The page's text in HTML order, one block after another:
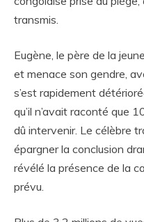
transmis.
Eugène, le père de la
et menace son gendre,
s’est rapidement
qu’il n’avait raconté que
dû intervenir. Le célèbre
épargner la conclusion
révélé la présence de la
prévu.